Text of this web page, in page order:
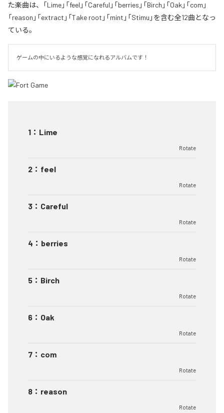
た楽曲は、「Lime」「feel」「Careful」「berries」「Birch」「Oak」「com」
「reason」「extract」「Take root」「mint」「Stimu」を含む全12曲となっ
ている。
ゲームの中にいるような感覚になれるアルバムです！
1 ： Lime
Rotate
2 ： feel
Rotate
3 ： Careful
Rotate
4 ： berries
Rotate
5 ： Birch
Rotate
6 ： Oak
Rotate
7 ： com
Rotate
8 ： reason
Rotate